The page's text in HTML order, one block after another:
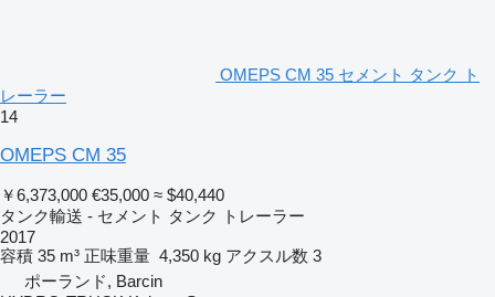
OMEPS CM 35 セメント タンク ト
レーラー
14
OMEPS CM 35
￥6,373,000 €35,000 ≈ $40,440
タンク輸送 - セメント タンク トレーラー
2017
容積 35 m³ 正味重量 4,350 kg アクスル数 3
ポーランド, Barcin